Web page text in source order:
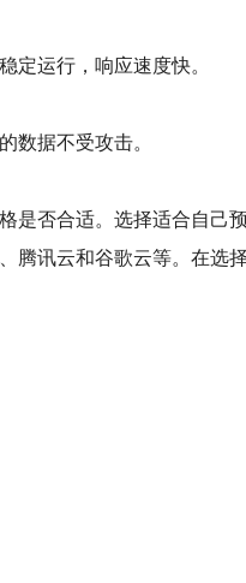
定运行，响应速度快。
数据不受攻击。
否合适。选择适合自己
腾讯云和谷歌云等。在